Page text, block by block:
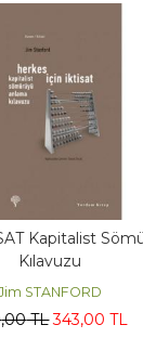
Kapitalist
Kılavuzu
STANFORD
,00TL 343,00 TL